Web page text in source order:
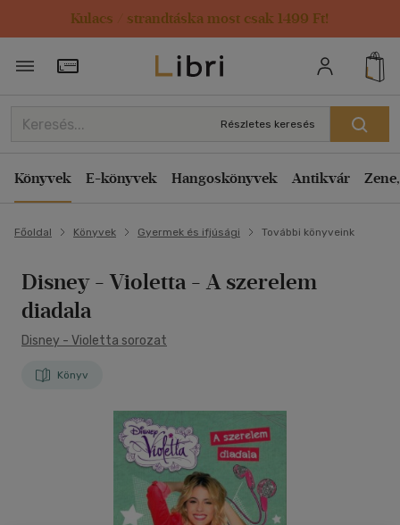
Kulacs / strandtáska most csak 1499 Ft!
Törzsvásárlói Kártya adatai
Részletes keresés
Könyvek E-könyvek Hangoskönyvek Antikvár
Főoldal Könyvek Gyermek és ifjúsági További könyveink
Disney - Violetta - A szerelem
diadala
Disney - Violetta sorozat
Könyv